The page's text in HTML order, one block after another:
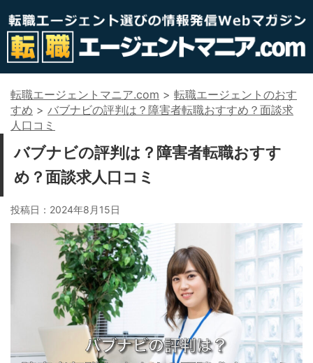
転職エージェントマニア.com > 転職エージェントのおす
すめ > バブナビの評判は？障害者転職おすすめ？面談求
人口コミ
バブナビの評判は？障害者転職おすす
め？面談求人口コミ
投稿日： 2024年8月15日